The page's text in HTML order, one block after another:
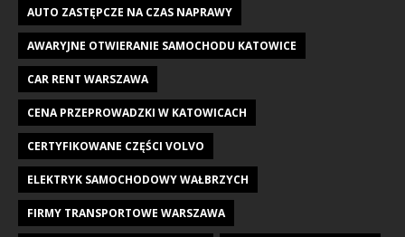
AUTO ZASTĘPCZE NA CZAS NAPRAWY
AWARYJNE OTWIERANIE SAMOCHODU KATOWICE
CAR RENT WARSZAWA
CENA PRZEPROWADZKI W KATOWICACH
CERTYFIKOWANE CZĘŚCI VOLVO
ELEKTRYK SAMOCHODOWY WAŁBRZYCH
FIRMY TRANSPORTOWE WARSZAWA